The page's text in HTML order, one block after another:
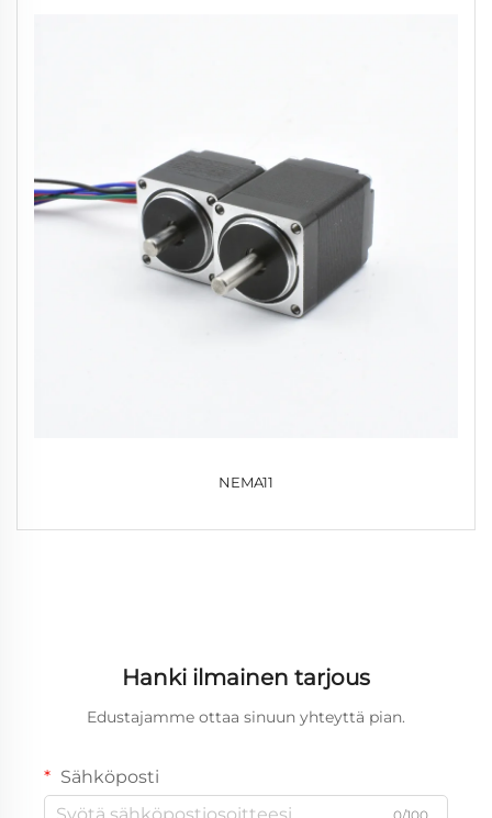
NEMA11
Hanki ilmainen tarjous
Edustajamme ottaa sinuun yhteyttä pian.
Sähköposti